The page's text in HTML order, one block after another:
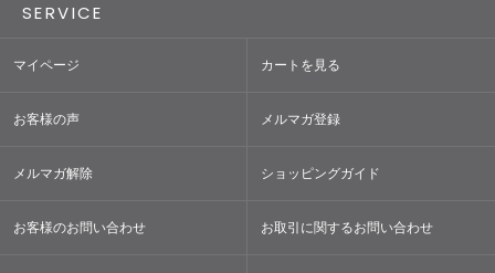
SERVICE
マイページ カートを見る
お客様の声 メルマガ登録
メルマガ解除 ショッピングガイド
お客様のお問い合わせ お取引に関するお問い合わせ